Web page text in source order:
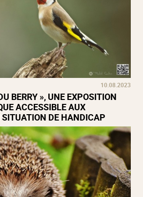
10.08.2023
BERRY », UNE EXPOSITION
ACCESSIBLE AUX
SITUATION DE HANDICAP